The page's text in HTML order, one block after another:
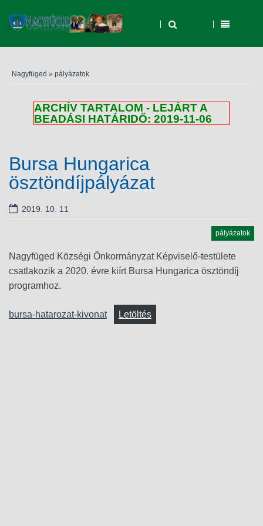
Nagyfüged » pályázatok
ARCHÍV TARTALOM - LEJÁRT A
BEADÁSI HATÁRIDŐ: 2019-11-06
Bursa Hungarica
ösztöndíjpályázat
2019. 10. 11
pályázatok
Nagyfüged Községi Önkormányzat Képviselő-testülete
csatlakozik a 2020. évre kiírt Bursa Hungarica ösztöndíj
programhoz.
bursa-hatarozat-kivonat Letöltés